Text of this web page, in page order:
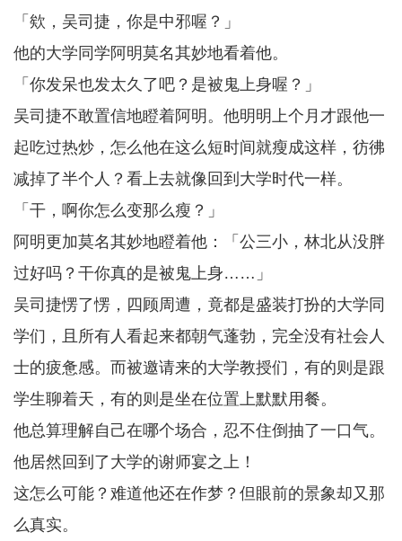
「欸，吴司捷，你是中邪喔？」
他的大学同学阿明莫名其妙地看着他。
「你发呆也发太久了吧？是被鬼上身喔？」
吴司捷不敢置信地瞪着阿明。他明明上个月才跟他一
起吃过热炒，怎么他在这么短时间就瘦成这样，彷彿
减掉了半个人？看上去就像回到大学时代一样。
「干，啊你怎么变那么瘦？」
阿明更加莫名其妙地瞪着他：「公三小，林北从没胖
过好吗？干你真的是被鬼上身……」
吴司捷愣了愣，四顾周遭，竟都是盛装打扮的大学同
学们，且所有人看起来都朝气蓬勃，完全没有社会人
士的疲惫感。而被邀请来的大学教授们，有的则是跟
学生聊着天，有的则是坐在位置上默默用餐。
他总算理解自己在哪个场合，忍不住倒抽了一口气。
他居然回到了大学的谢师宴之上！
这怎么可能？难道他还在作梦？但眼前的景象却又那
么真实。